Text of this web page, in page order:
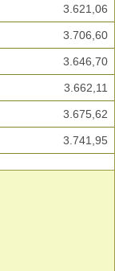
3.621,06
3.706,60
3.646,70
3.662,11
3.675,62
3.741,95